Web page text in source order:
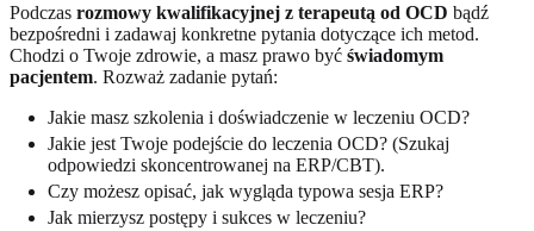
Podczas rozmowy kwalifikacyjnej z terapeutą od OCD bądź
bezpośredni i zadawaj konkretne pytania dotyczące ich metod.
Chodzi o Twoje zdrowie, a masz prawo być świadomym
pacjentem. Rozważ zadanie pytań:
Jakie masz szkolenia i doświadczenie w leczeniu OCD?
Jakie jest Twoje podejście do leczenia OCD? (Szukaj
odpowiedzi skoncentrowanej na ERP/CBT).
Czy możesz opisać, jak wygląda typowa sesja ERP?
Jak mierzysz postępy i sukces w leczeniu?